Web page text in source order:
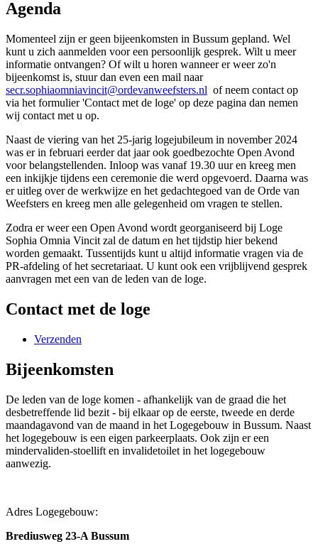
Agenda
Momenteel zijn er geen bijeenkomsten in Bussum gepland. Wel
kunt u zich aanmelden voor een persoonlijk gesprek. Wilt u meer
informatie ontvangen? Of wilt u horen wanneer er weer zo'n
bijeenkomst is, stuur dan even een mail naar
secr.sophiaomniavincit@ordevanweefsters.nl of neem contact op
via het formulier 'Contact met de loge' op deze pagina dan nemen
wij contact met u op.
Naast de viering van het 25-jarig logejubileum in november 2024
was er in februari eerder dat jaar ook goedbezochte Open Avond
voor belangstellenden. Inloop was vanaf 19.30 uur en kreeg men
een inkijkje tijdens een ceremonie die werd opgevoerd. Daarna was
er uitleg over de werkwijze en het gedachtegoed van de Orde van
Weefsters en kreeg men alle gelegenheid om vragen te stellen.
Zodra er weer een Open Avond wordt georganiseerd bij Loge
Sophia Omnia Vincit zal de datum en het tijdstip hier bekend
worden gemaakt. Tussentijds kunt u altijd informatie vragen via de
PR-afdeling of het secretariaat. U kunt ook een vrijblijvend gesprek
aanvragen met een van de leden van de loge.
Contact met de loge
Verzenden
Bijeenkomsten
De leden van de loge komen - afhankelijk van de graad die het
desbetreffende lid bezit - bij elkaar op de eerste, tweede en derde
maandagavond van de maand in het Logegebouw in Bussum. Naast
het logegebouw is een eigen parkeerplaats. Ook zijn er een
mindervaliden-stoellift en invalidetoilet in het logegebouw
aanwezig.
Adres Logegebouw:
Brediusweg 23-A Bussum